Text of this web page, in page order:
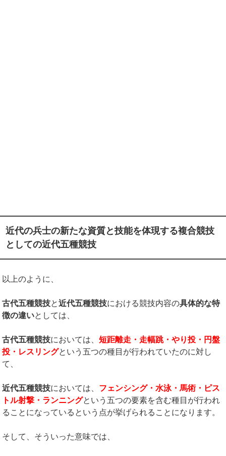
近代の兵士の新たな資質と技能を体現する複合競技
としての近代五種競技
以上のように、
古代五種競技と近代五種競技における競技内容の具体的な特
徴の違いとしては、
古代五種競技においては、短距離走・走幅跳・やり投・円盤
投・レスリングという五つの種目が行われていたのに対し
て、
近代五種競技においては、 フェンシング・水泳・馬術・ピス
トル射撃・ランニングという五つの要素を含む種目が行われ
ることになっているという点が挙げられることになります。
そして、そういった意味では、